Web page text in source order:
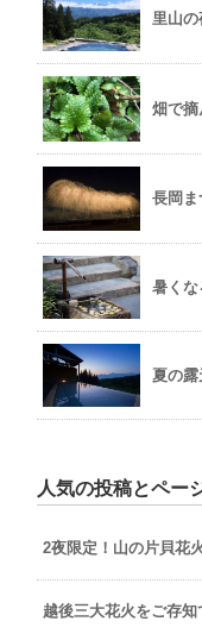
里山の
畑で
長岡
暑くな
夏の露
人気の投稿とペー
2夜限定！山の片貝花
越後三大花火をご存知